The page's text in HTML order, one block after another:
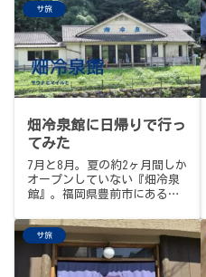
サ旅
畑冷泉館に日帰りで行っ
てみた
7月と8月。夏の約2ヶ月間しか
オープンしていない『畑冷泉
館』。福岡県豊前市にあるコ
みました。ウワサのとろける
水風呂とはいかに…
サ旅